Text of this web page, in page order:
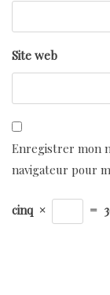
Site web
Enregistrer mon
navigateur pour
cinq × =